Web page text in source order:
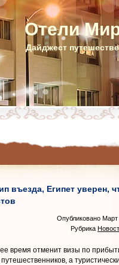
Отели
Дайджест
въезда, Египет уверен,
Опубликовано
Рубрика
время отменит визы по
а